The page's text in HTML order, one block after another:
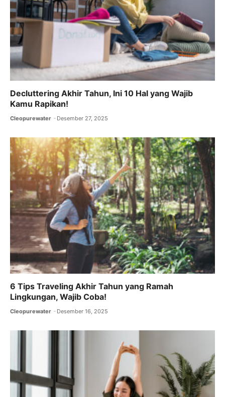
Decluttering Akhir Tahun, Ini 10 Hal yang Wajib
Kamu Rapikan!
Cleopurewater Desember 27, 2025
6 Tips Traveling Akhir Tahun yang Ramah
Lingkungan, Wajib Coba!
Cleopurewater Desember 16, 2025